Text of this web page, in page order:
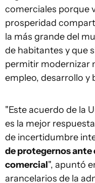
comerciales porque
prosperidad
la más grande del
de habitantes y que
permitir modernizar
empleo, desarrollo y
"Este acuerdo de la
es la mejor
de incertidumbre
de protegernos
comercial", apuntó
arancelarios de la